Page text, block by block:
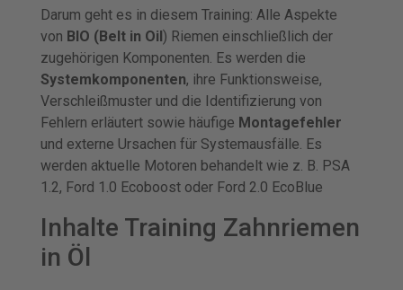
Darum geht es in diesem Training: Alle Aspekte
von BIO (Belt in Oil) Riemen einschließlich der
zugehörigen Komponenten. Es werden die
Systemkomponenten, ihre Funktionsweise,
Verschleißmuster und die Identifizierung von
Fehlern erläutert sowie häufige Montagefehler
und externe Ursachen für Systemausfälle. Es
werden aktuelle Motoren behandelt wie z. B. PSA
1.2, Ford 1.0 Ecoboost oder Ford 2.0 EcoBlue
Inhalte Training Zahnriemen
in Öl